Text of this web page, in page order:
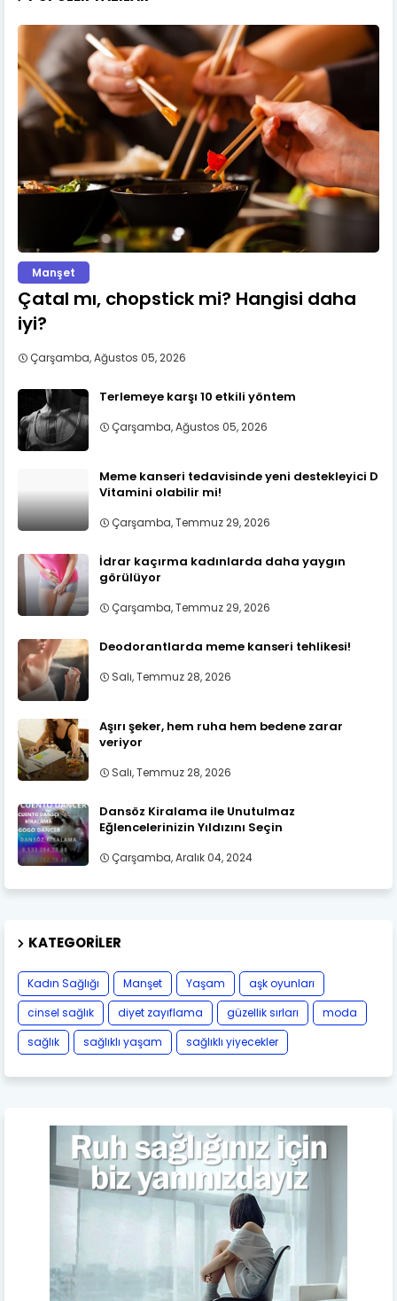
Manşet
Çatal mı, chopstick mi? Hangisi daha
iyi?
Çarşamba, Ağustos 05, 2026
Terlemeye karşı 10 etkili yöntem
Çarşamba, Ağustos 05, 2026
Meme kanseri tedavisinde yeni destekleyici D
Vitamini olabilir mi!
Çarşamba, Temmuz 29, 2026
İdrar kaçırma kadınlarda daha yaygın
görülüyor
Çarşamba, Temmuz 29, 2026
Deodorantlarda meme kanseri tehlikesi!
Salı, Temmuz 28, 2026
Aşırı şeker, hem ruha hem bedene zarar
veriyor
Salı, Temmuz 28, 2026
Dansöz Kiralama ile Unutulmaz
Eğlencelerinizin Yıldızını Seçin
Çarşamba, Aralık 04, 2024
KATEGORILER
Kadın Sağlığı Manşet Yaşam
aşk oyunları
cinsel sağlık
diyet zayıflama güzellik sırları
moda
sağlık
sağlıklı yaşam sağlıklı yiyecekler